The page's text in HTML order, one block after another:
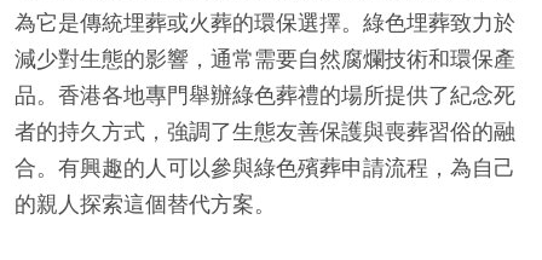
為它是傳統埋葬或火葬的環保選擇。綠色埋葬致力於
減少對生態的影響，通常需要自然腐爛技術和環保產
品。香港各地專門舉辦綠色葬禮的場所提供了紀念死
者的持久方式，強調了生態友善保護與喪葬習俗的融
合。有興趣的人可以參與綠色殯葬申請流程，為自己
的親人探索這個替代方案。